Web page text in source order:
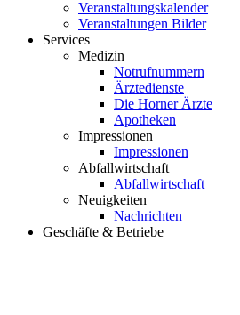
Veranstaltungskalender
Veranstaltungen Bilder
Services
Medizin
Notrufnummern
Ärztedienste
Die Horner Ärzte
Apotheken
Impressionen
Impressionen
Abfallwirtschaft
Abfallwirtschaft
Neuigkeiten
Nachrichten
Geschäfte & Betriebe